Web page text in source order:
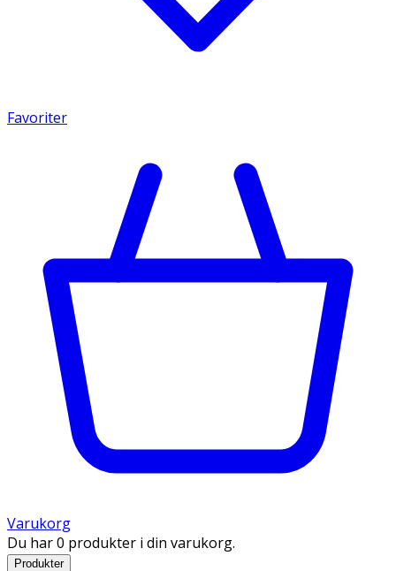
Favoriter
Varukorg
Du har 0 produkter i din varukorg.
Produkter